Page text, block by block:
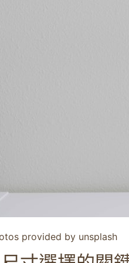
provided by unsplash